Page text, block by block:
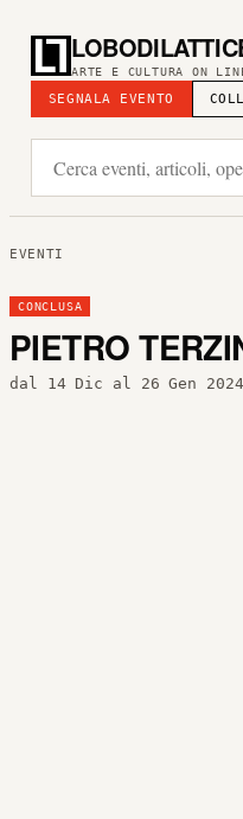
ARTE E CULTURA ON
SEGNALA EVENTO
EVENTI
CONCLUSA
PIETRO
dal 14 Dic al 26 Gen 2024